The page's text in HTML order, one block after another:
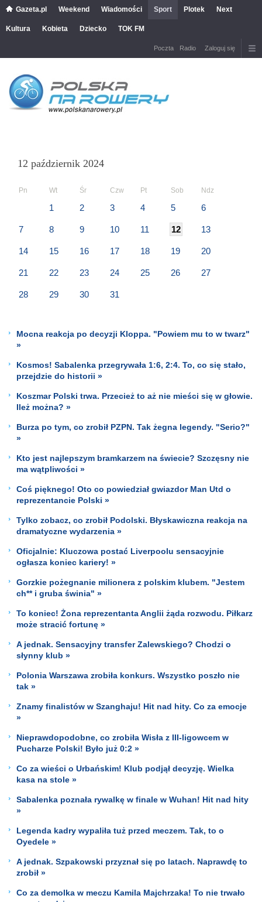
Gazeta.pl Weekend Wiadomości Sport Plotek Next
Kultura Kobieta Dziecko TOK FM
Poczta Radio Zaloguj się
12 październik 2024
Pn Wt Śr Czw Pt Sob Ndz
1 2 3 4 5 6
7 8 9 10 11 12 13
14 15 16 17 18 19 20
21 22 23 24 25 26 27
28 29 30 31
Mocna reakcja po decyzji Kloppa. "Powiem mu to w twarz"
»
Kosmos! Sabalenka przegrywała 1:6, 2:4. To, co się stało,
przejdzie do historii »
Koszmar Polski trwa. Przecież to aż nie mieści się w głowie.
Ileż można? »
Burza po tym, co zrobił PZPN. Tak żegna legendy. "Serio?"
»
Kto jest najlepszym bramkarzem na świecie? Szczęsny nie
ma wątpliwości »
Coś pięknego! Oto co powiedział gwiazdor Man Utd o
reprezentancie Polski »
Tylko zobacz, co zrobił Podolski. Błyskawiczna reakcja na
dramatyczne wydarzenia »
Oficjalnie: Kluczowa postać Liverpoolu sensacyjnie
ogłasza koniec kariery! »
Gorzkie pożegnanie milionera z polskim klubem. "Jestem
ch** i gruba świnia" »
To koniec! Żona reprezentanta Anglii żąda rozwodu. Piłkarz
może stracić fortunę »
A jednak. Sensacyjny transfer Zalewskiego? Chodzi o
słynny klub »
Polonia Warszawa zrobiła konkurs. Wszystko poszło nie
tak »
Znamy finalistów w Szanghaju! Hit nad hity. Co za emocje
»
Nieprawdopodobne, co zrobiła Wisła z III-ligowcem w
Pucharze Polski! Było już 0:2 »
Co za wieści o Urbańskim! Klub podjął decyzję. Wielka
kasa na stole »
Sabalenka poznała rywalkę w finale w Wuhan! Hit nad hity
»
Legenda kadry wypaliła tuż przed meczem. Tak, to o
Oyedele »
A jednak. Szpakowski przyznał się po latach. Naprawdę to
zrobił »
Co za demolka w meczu Kamila Majchrzaka! To nie trwało